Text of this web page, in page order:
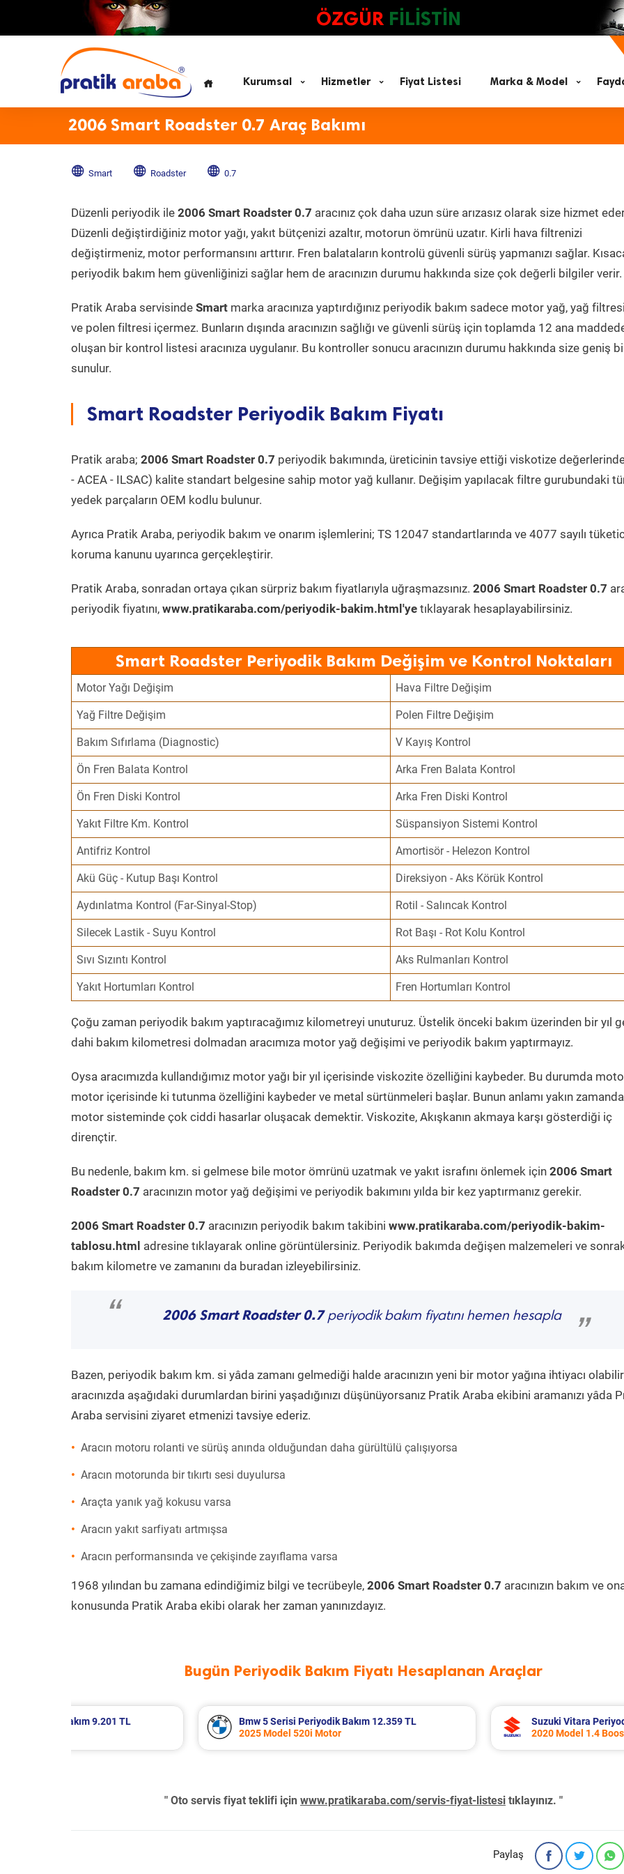
ÖZGÜR FİLİSTİN
Kurumsal Hizmetler Fiyat Listesi Marka & Model
2006 Smart Roadster 0.7 Araç Bakımı
Smart Roadster 0.7
Düzenli periyodik ile 2006 Smart Roadster 0.7 aracınız çok daha uzun süre arızasız olarak size hizmet
Düzenli değiştirdiğiniz motor yağı, yakıt bütçenizi azaltır, motorun ömrünü uzatır. Kirli hava filtrenizi
değiştirmeniz, motor performansını arttırır. Fren balataların kontrolü güvenli sürüş yapmanızı sağlar.
periyodik bakım hem güvenliğinizi sağlar hem de aracınızın durumu hakkında size çok değerli bilgiler verir.
Pratik Araba servisinde Smart marka aracınıza yaptırdığınız periyodik bakım sadece motor yağ, yağ
ve polen filtresi içermez. Bunların dışında aracınızın sağlığı ve güvenli sürüş için toplamda 12 ana
oluşan bir kontrol listesi aracınıza uygulanır. Bu kontroller sonucu aracınızın durumu hakkında size geniş
sunulur.
Smart Roadster Periyodik Bakım Fiyatı
Pratik araba; 2006 Smart Roadster 0.7 periyodik bakımında, üreticinin tavsiye ettiği viskotize
- ACEA - ILSAC) kalite standart belgesine sahip motor yağ kullanır. Değişim yapılacak filtre gurubundaki
yedek parçaların OEM kodlu bulunur.
Ayrıca Pratik Araba, periyodik bakım ve onarım işlemlerini; TS 12047 standartlarında ve 4077 sayılı
koruma kanunu uyarınca gerçekleştirir.
Pratik Araba, sonradan ortaya çıkan sürpriz bakım fiyatlarıyla uğraşmazsınız. 2006 Smart Roadster 0.7
periyodik fiyatını, www.pratikaraba.com/periyodik-bakim.html'ye tıklayarak hesaplayabilirsiniz.
Smart Roadster Periyodik Bakım Değişim ve Kontrol Noktaları
Motor Yağı Değişim Hava Filtre Değişim
Yağ Filtre Değişim Polen Filtre Değişim
Bakım Sıfırlama (Diagnostic) V Kayış Kontrol
Ön Fren Balata Kontrol Arka Fren Balata Kontrol
Ön Fren Diski Kontrol Arka Fren Diski Kontrol
Yakıt Filtre Km. Kontrol Süspansiyon Sistemi Kontrol
Antifriz Kontrol Amortisör - Helezon Kontrol
Akü Güç - Kutup Başı Kontrol Direksiyon - Aks Körük Kontrol
Aydınlatma Kontrol (Far-Sinyal-Stop) Rotil - Salıncak Kontrol
Silecek Lastik - Suyu Kontrol Rot Başı - Rot Kolu Kontrol
Sıvı Sızıntı Kontrol Aks Rulmanları Kontrol
Yakıt Hortumları Kontrol Fren Hortumları Kontrol
Çoğu zaman periyodik bakım yaptıracağımız kilometreyi unuturuz. Üstelik önceki bakım üzerinden bir yıl
dahi bakım kilometresi dolmadan aracımıza motor yağ değişimi ve periyodik bakım yaptırmayız.
Oysa aracımızda kullandığımız motor yağı bir yıl içerisinde viskozite özelliğini kaybeder. Bu durumda
motor içerisinde ki tutunma özelliğini kaybeder ve metal sürtünmeleri başlar. Bunun anlamı yakın zamanda
motor sisteminde çok ciddi hasarlar oluşacak demektir. Viskozite, Akışkanın akmaya karşı gösterdiği iç
dirençtir.
Bu nedenle, bakım km. si gelmese bile motor ömrünü uzatmak ve yakıt israfını önlemek için 2006 Smart
Roadster 0.7 aracınızın motor yağ değişimi ve periyodik bakımını yılda bir kez yaptırmanız gerekir.
2006 Smart Roadster 0.7 aracınızın periyodik bakım takibini www.pratikaraba.com/periyodik-bakim-
tablosu.html adresine tıklayarak online görüntülersiniz. Periyodik bakımda değişen malzemeleri ve
bakım kilometre ve zamanını da buradan izleyebilirsiniz.
“ 2006 Smart Roadster 0.7periyodik bakım fiyatını hemen hesapla
”
Bazen, periyodik bakım km. si yâda zamanı gelmediği halde aracınızın yeni bir motor yağına ihtiyacı
aracınızda aşağıdaki durumlardan birini yaşadığınızı düşünüyorsanız Pratik Araba ekibini aramanızı yâda
Araba servisini ziyaret etmenizi tavsiye ederiz.
Aracın motoru rolanti ve sürüş anında olduğundan daha gürültülü çalışıyorsa
Aracın motorunda bir tıkırtı sesi duyulursa
Araçta yanık yağ kokusu varsa
Aracın yakıt sarfiyatı artmışsa
Aracın performansında ve çekişinde zayıflama varsa
1968 yılından bu zamana edindiğimiz bilgi ve tecrübeyle, 2006 Smart Roadster 0.7 aracınızın bakım ve
konusunda Pratik Araba ekibi olarak her zaman yanınızdayız.
Bugün Periyodik Bakım Fiyatı Hesaplanan Araçlar
12.359 TL
Suzuki Vitara Periyodik Bakım 7.680 TL
2020 Model 1.4 BoosterJet Motor
Toyota Corolla Periyodik Bakım
2022 Model 1.8 Hybrid Motor
" Oto servis fiyat teklifi için www.pratikaraba.com/servis-fiyat-listesi tıklayınız. "
Paylaş